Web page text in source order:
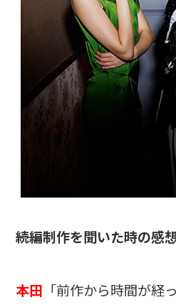
――続編制作を聞いた時の感
本田 「前作から時間が経